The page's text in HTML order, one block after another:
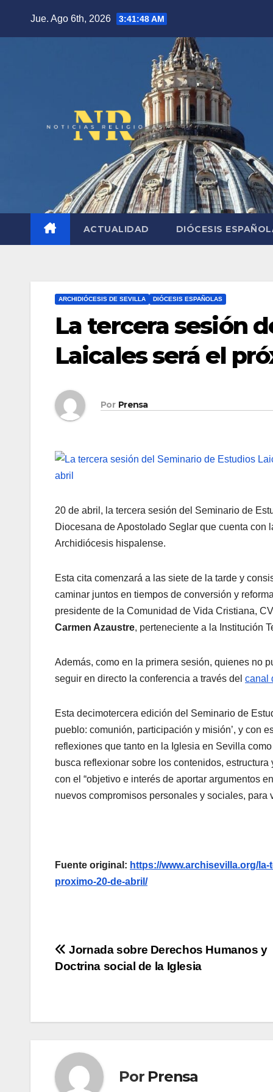
Jue. Ago 6th, 2026 3:41:49 AM
ACTUALIDAD DIÓCESIS
ARCHIDIÓCESIS DE SEVILLA DIÓCESIS ESPAÑOLAS
La tercera sesión
Laicales será el
Por Prensa
20 de abril, la tercera sesión del Seminario de
Diocesana de Apostolado Seglar que cuenta
Archidiócesis hispalense.
Esta cita comenzará a las siete de la tarde y
caminar juntos en tiempos de conversión y
presidente de la Comunidad de Vida Cristiana,
Carmen Azaustre, perteneciente a la Institución
Además, como en la primera sesión, quienes no
seguir en directo la conferencia a través del canal
Esta decimotercera edición del Seminario de
pueblo: comunión, participación y misión’, y con
reflexiones que tanto en la Iglesia en Sevilla
busca reflexionar sobre los contenidos,
con el “objetivo e interés de aportar argumentos
nuevos compromisos personales y sociales,
Fuente original: https://www.archisevilla.org/
proximo-20-de-abril/
Navegación
Jornada sobre Derechos Humanos y
Doctrina social de la Iglesia
Por Prensa